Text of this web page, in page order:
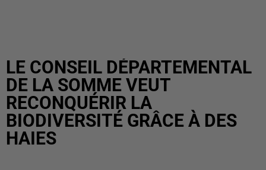
LE CONSEIL DÉPARTEMENTAL
DE LA SOMME VEUT
RECONQUÉRIR LA
BIODIVERSITÉ GRÂCE À DES
HAIES